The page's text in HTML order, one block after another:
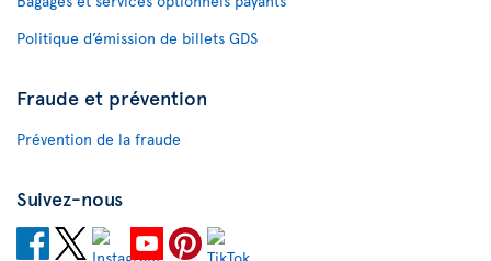
Politique d’émission de billets GDS
Fraude et prévention
Prévention de la fraude
Suivez-nous